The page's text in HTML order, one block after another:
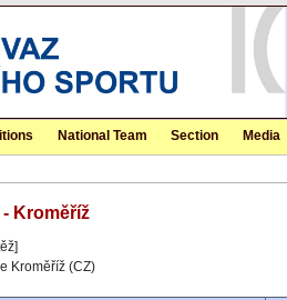
National Team Section Media
- Kroměříž
Kroměříž (CZ)